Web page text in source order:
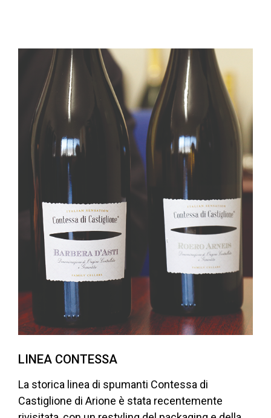
LINEA CONTESSA
La storica linea di spumanti Contessa di
Castiglione di Arione è stata recentemente